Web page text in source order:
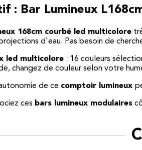
: Bar Lumineux
168cm courbé led multicolore
d'eau. Pas besoin de
led multicolore : 16 couleurs
changez de couleur selon votre
de ce comptoir lumineux
ces bars lumineux modulaires